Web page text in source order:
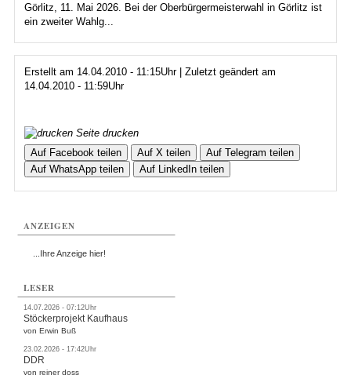
Görlitz, 11. Mai 2026. Bei der Oberbürgermeisterwahl in Görlitz ist
ein zweiter Wahlg...
Erstellt am 14.04.2010 - 11:15Uhr | Zuletzt geändert am
14.04.2010 - 11:59Uhr
Seite drucken
Auf Facebook teilen
Auf X teilen
Auf Telegram teilen
Auf WhatsApp teilen
Auf LinkedIn teilen
ANZEIGEN
...Ihre Anzeige hier!
LESER
14.07.2026 - 07:12Uhr
Stöckerprojekt Kaufhaus
von Erwin Buß
23.02.2026 - 17:42Uhr
DDR
von reiner doss